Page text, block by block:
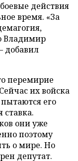
действия
время. «За
Владимир
добавил
перемирие
их войска
его
ставка.
они уже
поэтому
о мире. Но
депутат.